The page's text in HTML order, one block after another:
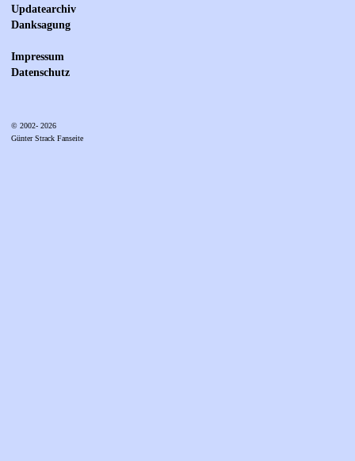
Updatearchiv
Danksagung
Impressum
Datenschutz
© 2002- 2026
Günter Strack Fanseite